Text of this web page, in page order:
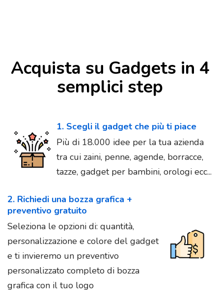
Acquista su Gadgets in 4
semplici step
1. Scegli il gadget che più ti piace
Più di 18.000 idee per la tua azienda
tra cui zaini, penne, agende, borracce,
tazze, gadget per bambini, orologi ecc...
2. Richiedi una bozza grafica +
preventivo gratuito
Seleziona le opzioni di: quantità,
personalizzazione e colore del gadget
e ti invieremo un preventivo
personalizzato completo di bozza
grafica con il tuo logo